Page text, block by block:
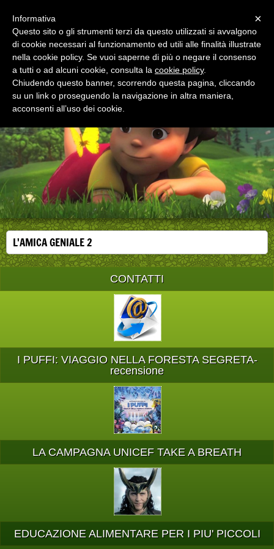
EDUCAZIONE ALLA SALUTE
Corsi, convegni e didattica di formazione e
aggiornamento per operatori della salute
L'AMICA GENIALE 2
CONTATTI
I PUFFI: VIAGGIO NELLA FORESTA SEGRETA-
recensione
LA CAMPAGNA UNICEF TAKE A BREATH
EDUCAZIONE ALIMENTARE PER I PIU' PICCOLI
×
Informativa
Questo sito o gli strumenti terzi da questo utilizzati si avvalgono
di cookie necessari al funzionamento ed utili alle finalità illustrate
nella cookie policy. Se vuoi saperne di più o negare il consenso
a tutti o ad alcuni cookie, consulta la cookie policy.
Chiudendo questo banner, scorrendo questa pagina, cliccando
su un link o proseguendo la navigazione in altra maniera,
acconsenti all’uso dei cookie.